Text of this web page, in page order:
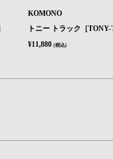
KOMONO
トニー トラック［TONY-
¥11,880 (税込)